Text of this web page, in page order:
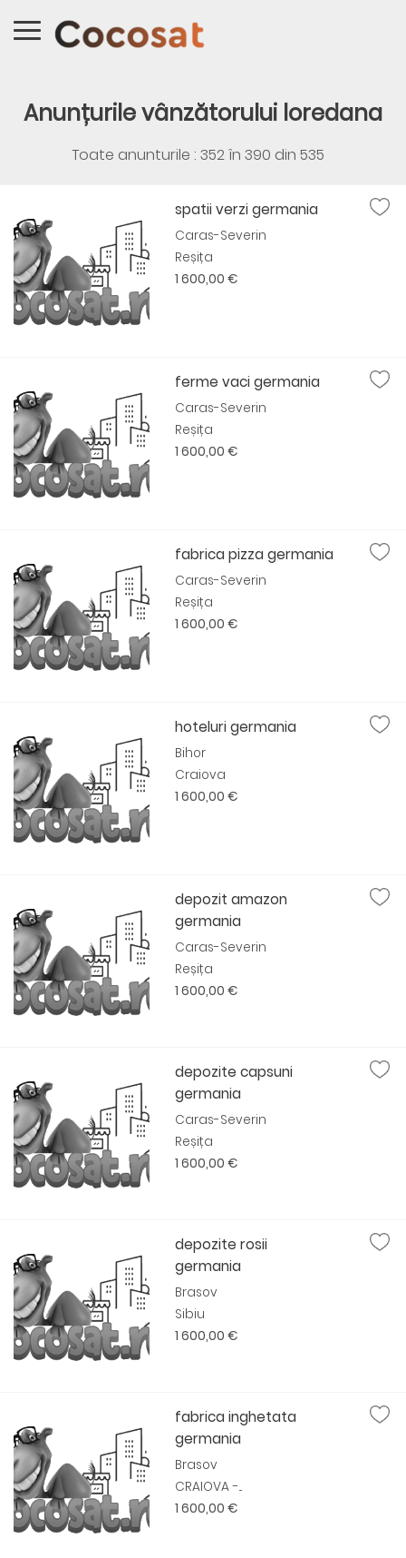
Anunțurile vânzătorului loredana
Toate anunturile : 352 în390 din535
spatii verzi germania
Caras-Severin
Reșița
1 600,00 €
ferme vaci germania
Caras-Severin
Reșița
1 600,00 €
fabrica pizza germania
Caras-Severin
Reșița
1 600,00 €
hoteluri germania
Bihor
Craiova
1 600,00 €
depozit amazon
germania
Caras-Severin
Reșița
1 600,00 €
depozite capsuni
germania
Caras-Severin
Reșița
1 600,00 €
depozite rosii
germania
Brasov
Sibiu
1 600,00 €
fabrica inghetata
germania
Brasov
CRAIOVA -...
1 600,00 €